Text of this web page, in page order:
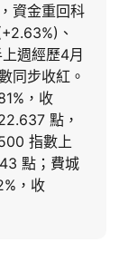
資金重回科
、
週經歷4月
同步收紅。
，收
點，
指數上
點；費城
，收